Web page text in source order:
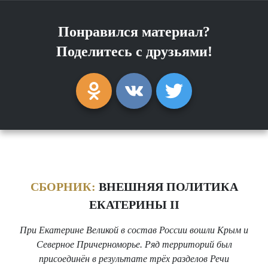
Понравился материал?
Поделитесь с друзьями!
СБОРНИК: ВНЕШНЯЯ ПОЛИТИКА
ЕКАТЕРИНЫ II
При Екатерине Великой в состав России вошли Крым и
Северное Причерноморье. Ряд территорий был
присоединён в результате трёх разделов Речи